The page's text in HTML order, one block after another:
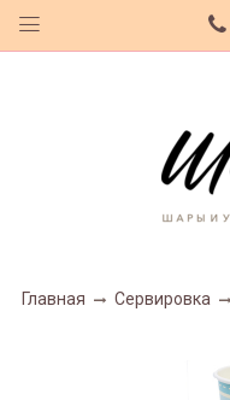
Главная Сервировка